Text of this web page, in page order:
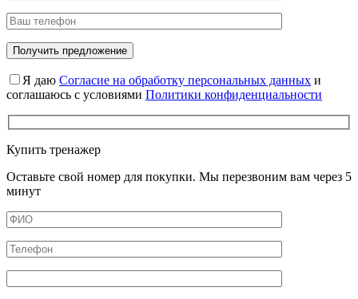
Я даю Cогласие на обработку персональных данных и
соглашаюсь с условиями Политики конфиденциальности
Купить тренажер
Оставьте свой номер для покупки. Мы перезвоним вам через 5
минут